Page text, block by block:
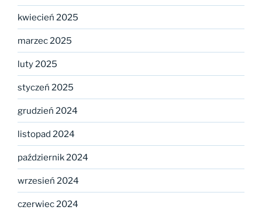
kwiecień 2025
marzec 2025
luty 2025
styczeń 2025
grudzień 2024
listopad 2024
październik 2024
wrzesień 2024
czerwiec 2024